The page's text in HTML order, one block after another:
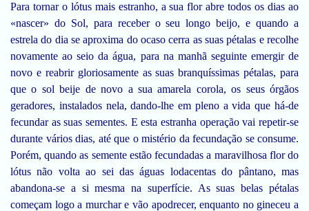
Para tornar o lótus mais estranho, a sua flor abre todos os dias ao
«nascer» do Sol, para receber o seu longo beijo, e quando a
estrela do dia se aproxima do ocaso cerra as suas pétalas e recolhe
novamente ao seio da água, para na manhã seguinte emergir de
novo e reabrir gloriosamente as suas branquíssimas pétalas, para
que o sol beije de novo a sua amarela corola, os seus órgãos
geradores, instalados nela, dando-lhe em pleno a vida que há-de
fecundar as suas sementes. E esta estranha operação vai repetir-se
durante vários dias, até que o mistério da fecundação se consume.
Porém, quando as semente estão fecundadas a maravilhosa flor do
lótus não volta ao sei das águas lodacentas do pântano, mas
abandona-se a si mesma na superfície. As suas belas pétalas
começam logo a murchar e vão apodrecer, enquanto no gineceu a